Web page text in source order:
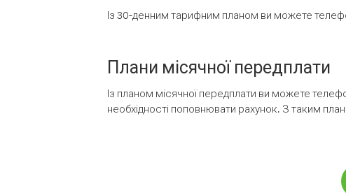
Із 30-денним тарифним планом ви можете
Плани місячної передплати
Із планом місячної передплати ви можете
необхідності поповнювати рахунок. З таким